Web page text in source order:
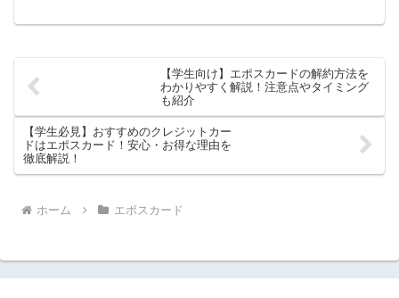
【学生向け】エポスカードの解約方法を
わかりやすく解説！注意点やタイミング
も紹介
【学生必見】おすすめのクレジットカー
ドはエポスカード！安心・お得な理由を
徹底解説！
ホーム エポスカード